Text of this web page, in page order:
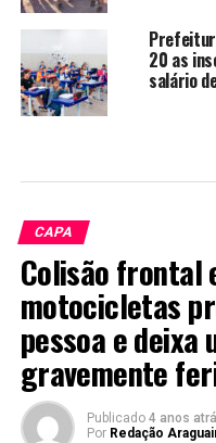
20 as
salário
CAPA
Colisão frontal
motocicletas
pessoa e deixa
gravemente
Publicado 4 anos
Por Redação